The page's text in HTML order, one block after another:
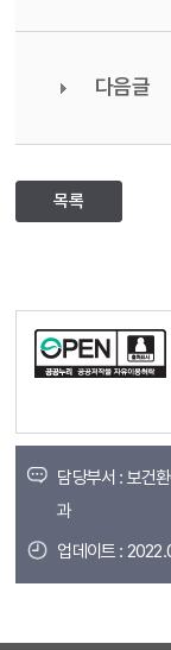
다음글
목록
담당부서 : 보건
과
업데이트 :